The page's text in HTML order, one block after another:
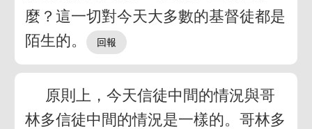
麼？這一切對今天大多數的基督徒都是
陌生的。
原則上，今天信徒中間的情況與哥
林多信徒中間的情況是一樣的。哥林多